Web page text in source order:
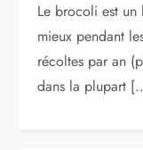
Le brocoli est un
mieux pendant
récoltes par an
dans la plupart